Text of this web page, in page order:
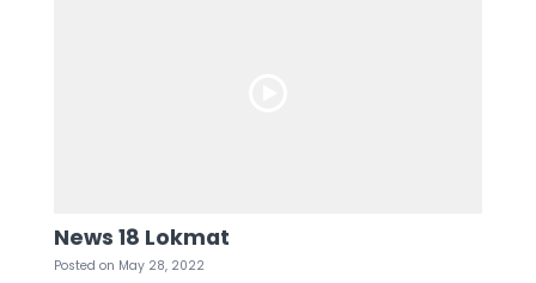
News 18 Lokmat
Posted on May 28, 2022